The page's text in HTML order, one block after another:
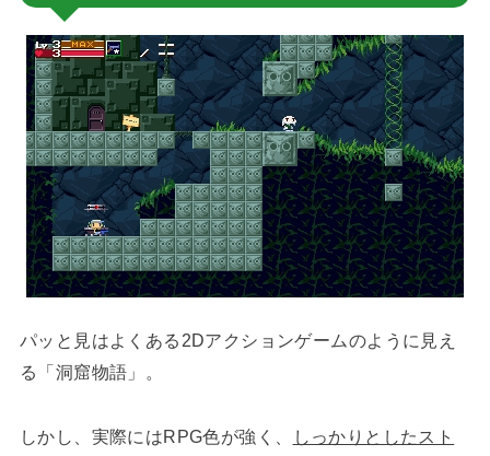
パッと見はよくある2Dアクションゲームのように見え
る「洞窟物語」。
しかし、実際にはRPG色が強く、
しっかりとしたスト